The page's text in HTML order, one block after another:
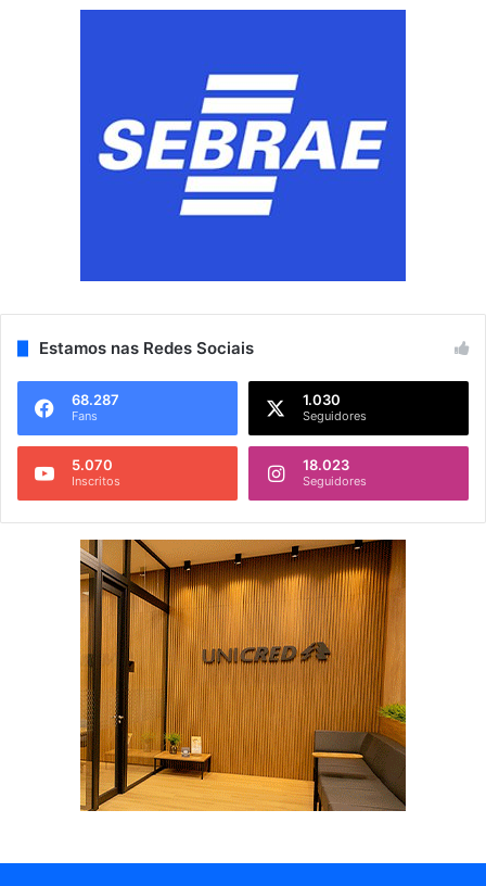
Estamos nas Redes Sociais
68.287
Fans
1.030
Seguidores
5.070
Inscritos
18.023
Seguidores